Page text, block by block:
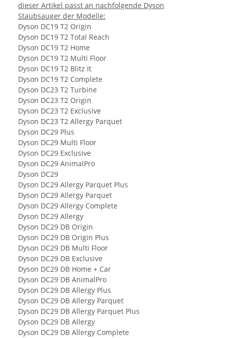
dieser Artikel passt an nachfolgende Dyson
Staubsauger der Modelle:
Dyson DC19 T2 Origin
Dyson DC19 T2 Total Reach
Dyson DC19 T2 Home
Dyson DC19 T2 Multi Floor
Dyson DC19 T2 Blitz It
Dyson DC19 T2 Complete
Dyson DC23 T2 Turbine
Dyson DC23 T2 Origin
Dyson DC23 T2 Exclusive
Dyson DC23 T2 Allergy Parquet
Dyson DC29 Plus
Dyson DC29 Multi Floor
Dyson DC29 Exclusive
Dyson DC29 AnimalPro
Dyson DC29
Dyson DC29 Allergy Parquet Plus
Dyson DC29 Allergy Parquet
Dyson DC29 Allergy Complete
Dyson DC29 Allergy
Dyson DC29 DB Origin
Dyson DC29 DB Origin Plus
Dyson DC29 DB Multi Floor
Dyson DC29 DB Exclusive
Dyson DC29 DB Home + Car
Dyson DC29 DB AnimalPro
Dyson DC29 DB Allergy Plus
Dyson DC29 DB Allergy Parquet
Dyson DC29 DB Allergy Parquet Plus
Dyson DC29 DB Allergy
Dyson DC29 DB Allergy Complete